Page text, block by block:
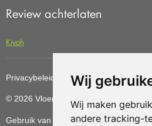
Wij
Wij maken
andere tracking-
Review achterlaten
Kiyoh
Privacybeleid Cookiebeleid Update
© 2026 Vloerenvoordelig
Gebruik van deze site betekent dat u